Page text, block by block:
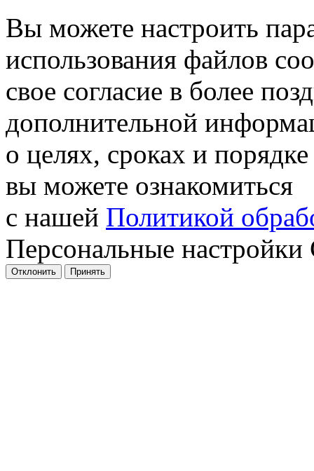
Вы можете настроить
использования файлов
свое согласие в более
дополнительной
о целях, сроках и
вы можете ознакомиться
с нашей Политикой
Персональные настройки
Отклонить Принять